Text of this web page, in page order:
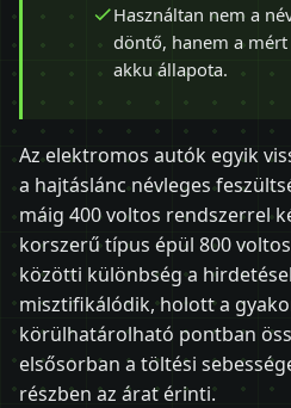
Használtan nem a
döntő, hanem a
akku állapota.
Az elektromos autók egyik
a hajtáslánc névleges
máig 400 voltos rendszerrel
korszerű típus épül 800
közötti különbség a
misztifikálódik, holott a
körülhatárolható pontban
elsősorban a töltési
részben az árat érinti.